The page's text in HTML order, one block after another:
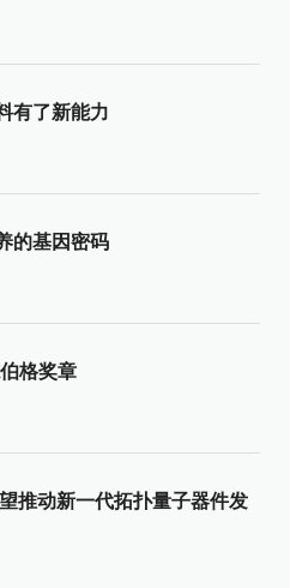
有了新能力
的基因密码
格奖章
推动新一代拓扑量子器件发